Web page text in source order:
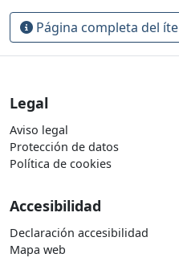
Página completa del
Legal
Aviso legal
Protección de datos
Política de cookies
Accesibilidad
Declaración accesibilidad
Mapa web